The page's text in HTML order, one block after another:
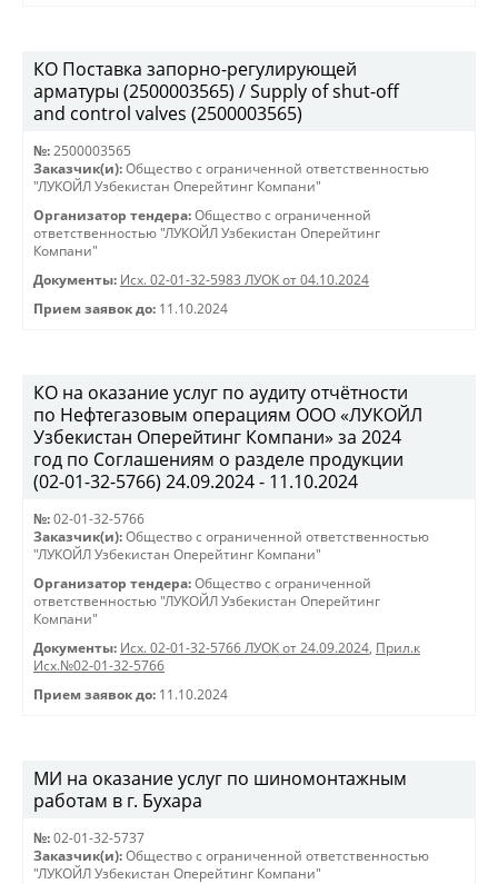
КО Поставка запорно-регулирующей
арматуры (2500003565) / Supply of shut-off
and control valves (2500003565)
№: 2500003565
Заказчик(и): Общество с ограниченной ответственностью
"ЛУКОЙЛ Узбекистан Оперейтинг Компани"
Организатор тендера: Общество с ограниченной
ответственностью "ЛУКОЙЛ Узбекистан Оперейтинг
Компани"
Документы: Исх. 02-01-32-5983 ЛУОК от 04.10.2024
Прием заявок до: 11.10.2024
КО на оказание услуг по аудиту отчётности
по Нефтегазовым операциям ООО «ЛУКОЙЛ
Узбекистан Оперейтинг Компани» за 2024
год по Соглашениям о разделе продукции
(02-01-32-5766) 24.09.2024 - 11.10.2024
№: 02-01-32-5766
Заказчик(и): Общество с ограниченной ответственностью
"ЛУКОЙЛ Узбекистан Оперейтинг Компани"
Организатор тендера: Общество с ограниченной
ответственностью "ЛУКОЙЛ Узбекистан Оперейтинг
Компани"
Документы: Исх. 02-01-32-5766 ЛУОК от 24.09.2024, Прил.к
Исх.№02-01-32-5766
Прием заявок до: 11.10.2024
МИ на оказание услуг по шиномонтажным
работам в г. Бухара
№: 02-01-32-5737
Заказчик(и): Общество с ограниченной ответственностью
"ЛУКОЙЛ Узбекистан Оперейтинг Компани"